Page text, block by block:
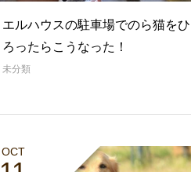
エルハウスの駐車場でのら猫をひ
ろったらこうなった！
未分類
OCT